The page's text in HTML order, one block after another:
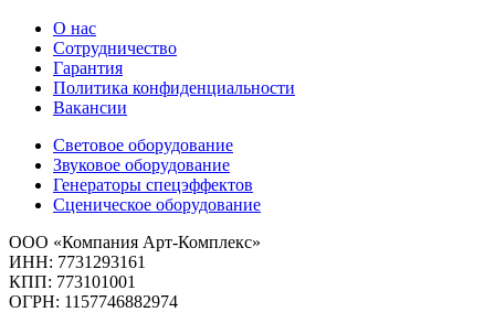
О нас
Сотрудничество
Гарантия
Политика конфиденциальности
Вакансии
Световое оборудование
Звуковое оборудование
Генераторы спецэффектов
Сценическое оборудование
ООО «Компания Арт-Комплекс»
ИНН: 7731293161
КПП: 773101001
ОГРН: 1157746882974